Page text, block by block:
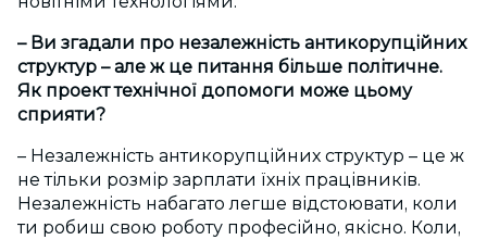
– Ви згадали про незалежність антикорупційних
структур – але ж це питання більше політичне.
Як проект технічної допомоги може цьому
сприяти?
– Незалежність антикорупційних структур – це ж
не тільки розмір зарплати їхніх працівників.
Незалежність набагато легше відстоювати, коли
ти робиш свою роботу професійно, якісно. Коли,